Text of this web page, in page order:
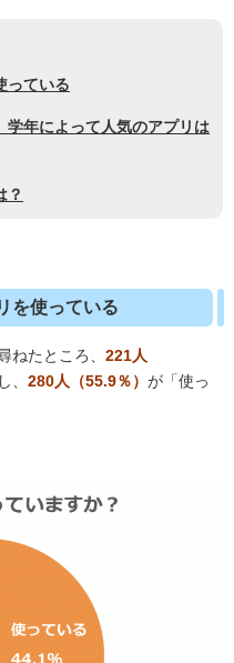
っている
年によって人気のアプリは
？
を使っている
ねたところ、 221人
、 280人（55.9％） が「使っ